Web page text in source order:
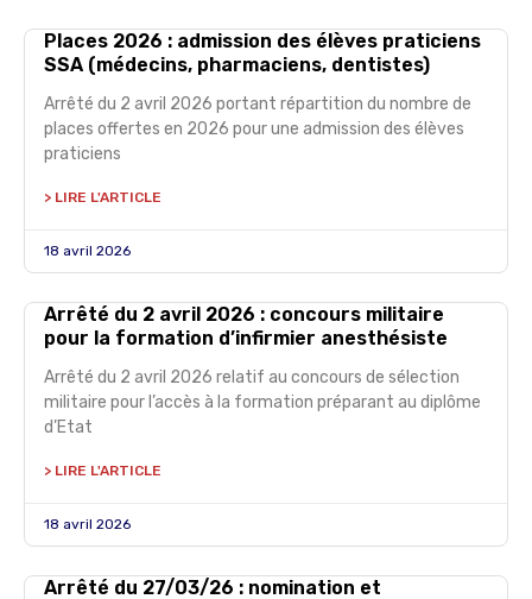
Places 2026 : admission des élèves praticiens
SSA (médecins, pharmaciens, dentistes)
Arrêté du 2 avril 2026 portant répartition du nombre de
places offertes en 2026 pour une admission des élèves
praticiens
> LIRE L'ARTICLE
18 avril 2026
Arrêté du 2 avril 2026 : concours militaire
pour la formation d’infirmier anesthésiste
Arrêté du 2 avril 2026 relatif au concours de sélection
militaire pour l’accès à la formation préparant au diplôme
d’Etat
> LIRE L'ARTICLE
18 avril 2026
Arrêté du 27/03/26 : nomination et